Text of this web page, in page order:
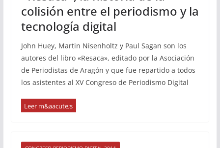
colisión entre el periodismo y la
tecnología digital
John Huey, Martin Nisenholtz y Paul Sagan son los
autores del libro «Resaca», editado por la Asociación
de Periodistas de Aragón y que fue repartido a todos
los asistentes al XV Congreso de Periodismo Digital